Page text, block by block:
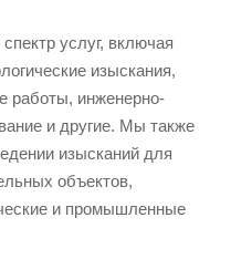
услуг, включая
изыскания,
работы, инженерно-
и другие. Мы также
изысканий для
объектов,
и промышленные